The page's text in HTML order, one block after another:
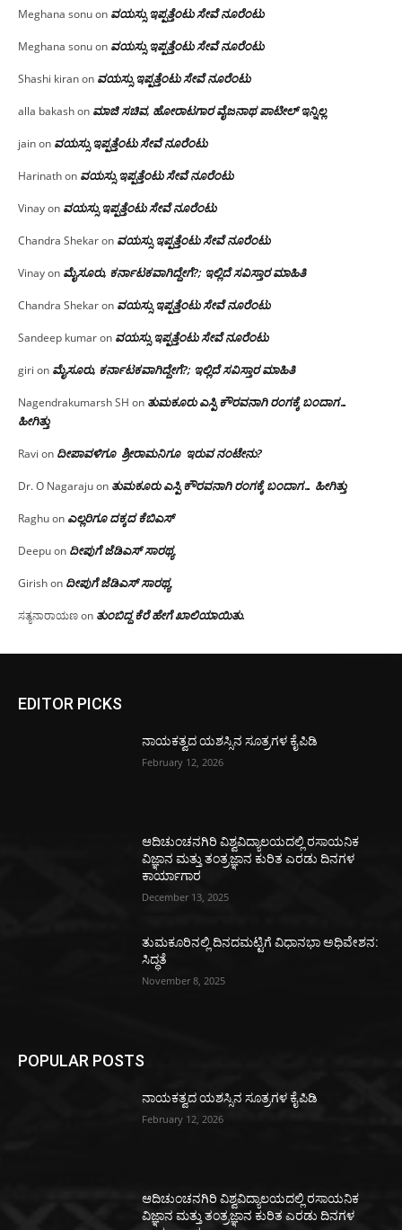
Meghana sonuon ವಯಸ್ಸು ಇಪ್ಪತ್ತೆಂಟು ಸೇವೆ ನೂರೆಂಟು
Meghana sonuon ವಯಸ್ಸು ಇಪ್ಪತ್ತೆಂಟು ಸೇವೆ ನೂರೆಂಟು
Shashi kiranon ವಯಸ್ಸು ಇಪ್ಪತ್ತೆಂಟು ಸೇವೆ ನೂರೆಂಟು
alla bakashon ಮಾಜಿ ಸಚಿವ, ಹೋರಾಟಗಾರ ವೈಜನಾಥ ಪಾಟೀಲ್ ಇನ್ನಿಲ್ಲ
jainon ವಯಸ್ಸು ಇಪ್ಪತ್ತೆಂಟು ಸೇವೆ ನೂರೆಂಟು
Harinathon ವಯಸ್ಸು ಇಪ್ಪತ್ತೆಂಟು ಸೇವೆ ನೂರೆಂಟು
Vinayon ವಯಸ್ಸು ಇಪ್ಪತ್ತೆಂಟು ಸೇವೆ ನೂರೆಂಟು
Chandra Shekaron ವಯಸ್ಸು ಇಪ್ಪತ್ತೆಂಟು ಸೇವೆ ನೂರೆಂಟು
Vinayon ಮೈಸೂರು, ಕರ್ನಾಟಕವಾಗಿದ್ದೇಗೆ?; ಇಲ್ಲಿದೆ ಸವಿಸ್ತಾರ ಮಾಹಿತಿ
Chandra Shekaron ವಯಸ್ಸು ಇಪ್ಪತ್ತೆಂಟು ಸೇವೆ ನೂರೆಂಟು
Sandeep kumaron ವಯಸ್ಸು ಇಪ್ಪತ್ತೆಂಟು ಸೇವೆ ನೂರೆಂಟು
giri on ಮೈಸೂರು, ಕರ್ನಾಟಕವಾಗಿದ್ದೇಗೆ?; ಇಲ್ಲಿದೆ ಸವಿಸ್ತಾರ ಮಾಹಿತಿ
Nagendrakumarsh SH on ತುಮಕೂರು ಎಸ್ಪಿ ಕೌರವನಾಗಿ ರಂಗಕ್ಕೆ ಬಂದಾಗ…
ಹೀಗಿತ್ತು
Ravi on ದೀಪಾವಳಿಗೂ ಶ್ರೀರಾಮನಿಗೂ ಇರುವ ನಂಟೇನು?
Dr. O Nagarajuon ತುಮಕೂರು ಎಸ್ಪಿ ಕೌರವನಾಗಿ ರಂಗಕ್ಕೆ ಬಂದಾಗ… ಹೀಗಿತ್ತು
Raghuon ಎಲ್ಲರಿಗೂ ದಕ್ಕದ ಕೆಬಿಎಸ್
Deepuon ದೀಪುಗೆ ಜೆಡಿಎಸ್ ಸಾರಥ್ಯ
Girishon ದೀಪುಗೆ ಜೆಡಿಎಸ್ ಸಾರಥ್ಯ
ಸತ್ಯನಾರಾಯಣon ತುಂಬಿದ್ದ ಕೆರೆ ಹೇಗೆ ಖಾಲಿಯಾಯಿತು.
EDITOR PICKS
ನಾಯಕತ್ವದ ಯಶಸ್ಸಿನ ಸೂತ್ರಗಳ ಕೈಪಿಡಿ
February 12, 2026
ಆದಿಚುಂಚನಗಿರಿ ವಿಶ್ವವಿದ್ಯಾಲಯದಲ್ಲಿ ರಸಾಯನಿಕ
ವಿಜ್ಞಾನ ಮತ್ತು ತಂತ್ರಜ್ಞಾನ ಕುರಿತ ಎರಡು ದಿನಗಳ
ಕಾರ್ಯಾಗಾರ
December 13, 2025
ತುಮಕೂರಿನಲ್ಲಿ ದಿನದಮಟ್ಟಿಗೆ ವಿಧಾನಭಾ ಅಧಿವೇಶನ:
ಸಿದ್ಧತೆ
November 8, 2025
POPULAR POSTS
ನಾಯಕತ್ವದ ಯಶಸ್ಸಿನ ಸೂತ್ರಗಳ ಕೈಪಿಡಿ
February 12, 2026
ಆದಿಚುಂಚನಗಿರಿ ವಿಶ್ವವಿದ್ಯಾಲಯದಲ್ಲಿ ರಸಾಯನಿಕ
ವಿಜ್ಞಾನ ಮತ್ತು ತಂತ್ರಜ್ಞಾನ ಕುರಿತ ಎರಡು ದಿನಗಳ